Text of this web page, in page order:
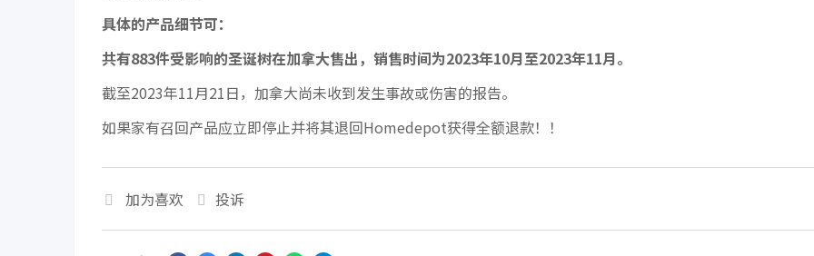
具体的产品细节可：
共有883件受影响的圣诞树在加拿大售出，销售时间为2023年10月至2023年11月。
截至2023年11月21日，加拿大尚未收到发生事故或伤害的报告。
如果家有召回产品应立即停止并将其退回Homedepot获得全额退款！！
加为喜欢 投诉